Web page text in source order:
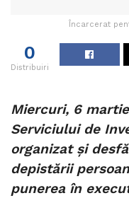
Încarcerat
0
Distribuiri
Miercuri, 6
Serviciului de
organizat şi
depistării
punerea în